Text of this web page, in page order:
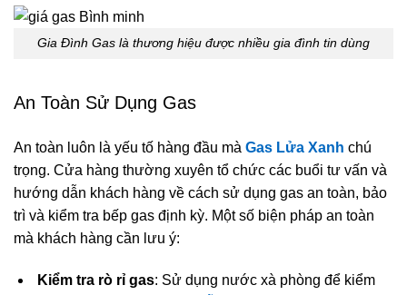
Gia Đình Gas là thương hiệu được nhiều gia đình tin dùng
An Toàn Sử Dụng Gas
An toàn luôn là yếu tố hàng đầu mà Gas Lửa Xanh chú
trọng. Cửa hàng thường xuyên tổ chức các buổi tư vấn và
hướng dẫn khách hàng về cách sử dụng gas an toàn, bảo
trì và kiểm tra bếp gas định kỳ. Một số biện pháp an toàn
mà khách hàng cần lưu ý:
Kiểm tra rò rỉ gas: Sử dụng nước xà phòng để kiểm